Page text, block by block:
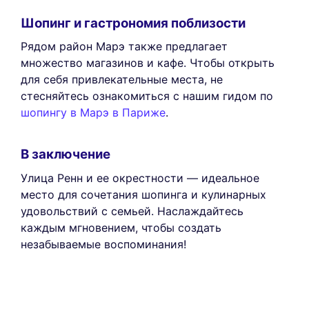
Шопинг и гастрономия поблизости
Рядом район Марэ также предлагает
множество магазинов и кафе. Чтобы открыть
для себя привлекательные места, не
стесняйтесь ознакомиться с нашим гидом по
шопингу в Марэ в Париже.
В заключение
Улица Ренн и ее окрестности — идеальное
место для сочетания шопинга и кулинарных
удовольствий с семьей. Наслаждайтесь
каждым мгновением, чтобы создать
незабываемые воспоминания!